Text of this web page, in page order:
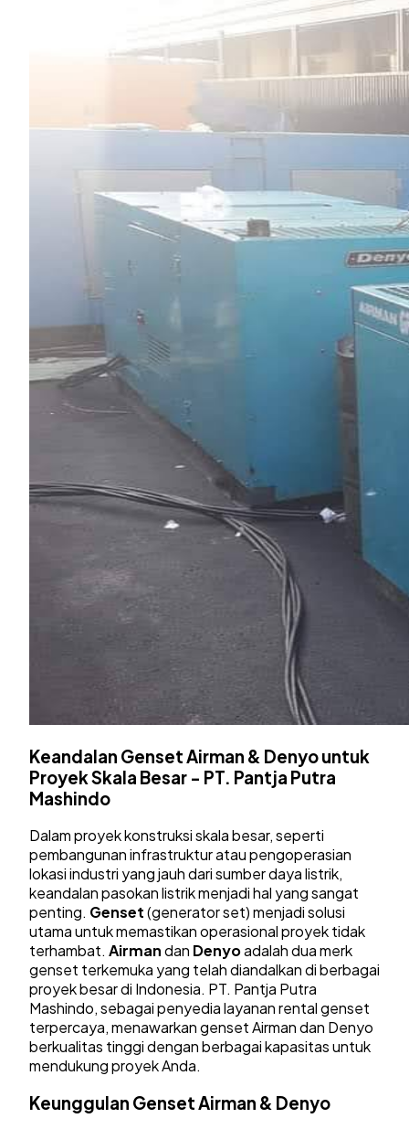
Keandalan Genset Airman & Denyo untuk
Proyek Skala Besar - PT. Pantja Putra
Mashindo
Dalam proyek konstruksi skala besar, seperti
pembangunan infrastruktur atau pengoperasian
lokasi industri yang jauh dari sumber daya listrik,
keandalan pasokan listrik menjadi hal yang sangat
penting. Genset(generator set) menjadi solusi
utama untuk memastikan operasional proyek tidak
terhambat. Airmandan Denyoadalah dua merk
genset terkemuka yang telah diandalkan di berbagai
proyek besar di Indonesia. PT. Pantja Putra
Mashindo, sebagai penyedia layanan rental genset
terpercaya, menawarkan genset Airman dan Denyo
berkualitas tinggi dengan berbagai kapasitas untuk
mendukung proyek Anda.
Keunggulan Genset Airman & Denyo